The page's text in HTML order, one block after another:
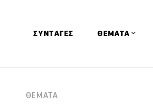
ΣΥΝΤΑΓΕΣ ΘΕΜΑΤΑ
ΘΕΜΑΤΑ